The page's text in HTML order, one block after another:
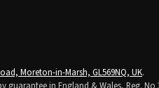
Moreton-in-Marsh, GL569NQ, UK.